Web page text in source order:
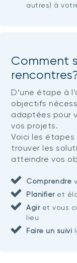
autres) à
Comment
D’une étape à
objectifs
adaptées pour
vos projets.
Voici les étapes
trouver les
atteindre vos
Comprendre
Planifieret
Agiret vous
lieu
Faire un suivi